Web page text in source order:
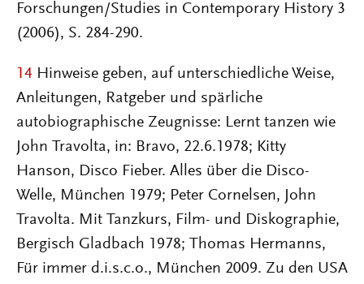
Forschungen/Studies in Contemporary History 3
(2006), S. 284-290.
14 Hinweise geben, auf unterschiedliche Weise,
Anleitungen, Ratgeber und spärliche
autobiographische Zeugnisse: Lernt tanzen wie
John Travolta, in: Bravo, 22.6.1978; Kitty
Hanson, Disco Fieber. Alles über die Disco-
Welle, München 1979; Peter Cornelsen, John
Travolta. Mit Tanzkurs, Film- und Diskographie,
Bergisch Gladbach 1978; Thomas Hermanns,
Für immer d.i.s.c.o., München 2009. Zu den USA